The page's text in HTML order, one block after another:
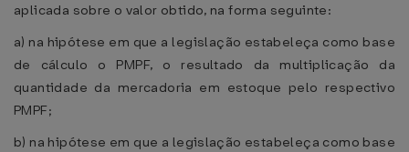
aplicada sobre o valor obtido, na forma seguinte:
a) na hipótese em que a legislação estabeleça como base
de cálculo o PMPF, o resultado da multiplicação da
quantidade da mercadoria em estoque pelo respectivo
PMPF;
b) na hipótese em que a legislação estabeleça como base